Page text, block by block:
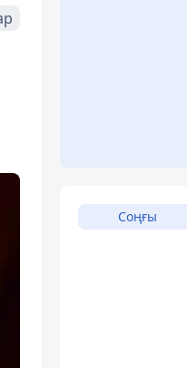
Соңғы